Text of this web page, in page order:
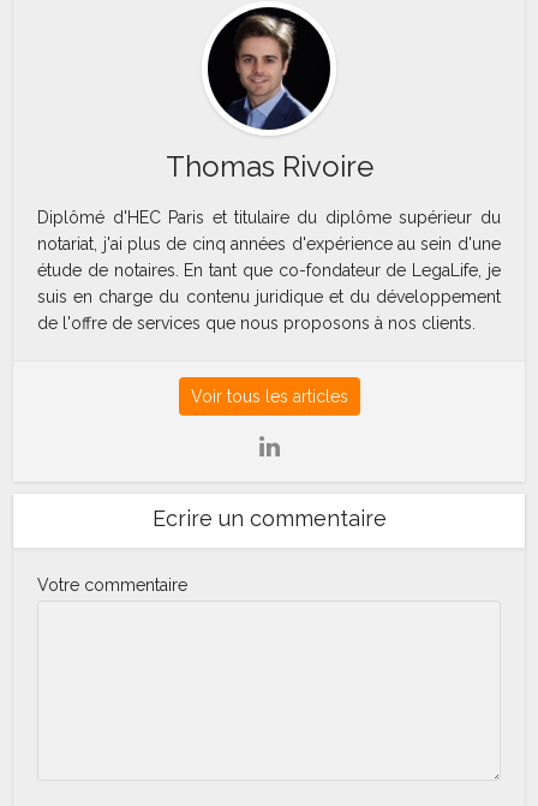
Thomas Rivoire
Diplômé d'HEC Paris et titulaire du diplôme supérieur du
notariat, j'ai plus de cinq années d'expérience au sein d'une
étude de notaires. En tant que co-fondateur de LegaLife, je
suis en charge du contenu juridique et du développement
de l'offre de services que nous proposons à nos clients.
Voir tous les articles
Ecrire un commentaire
Votre commentaire